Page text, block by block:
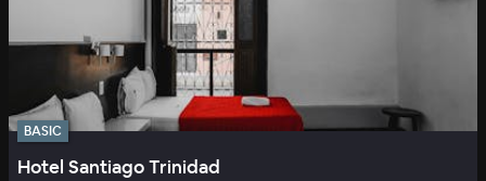
BASIC
Hotel Santiago Trinidad